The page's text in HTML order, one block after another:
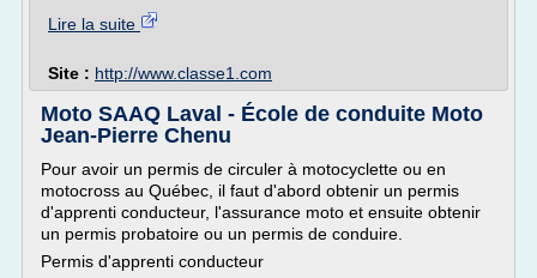
Lire la suite
Site : http://www.classe1.com
Moto SAAQ Laval - École de conduite Moto
Jean-Pierre Chenu
Pour avoir un permis de circuler à motocyclette ou en
motocross au Québec, il faut d'abord obtenir un permis
d'apprenti conducteur, l'assurance moto et ensuite obtenir
un permis probatoire ou un permis de conduire.
Permis d'apprenti conducteur